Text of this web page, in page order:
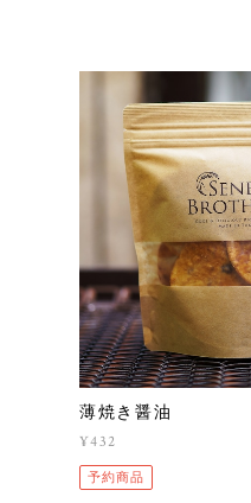
薄焼き醤油
¥432
予約商品